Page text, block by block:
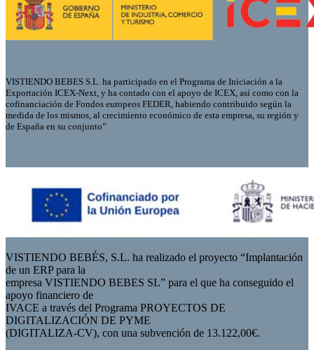
VISTIENDO BEBES S.L. ha participado en el Programa de Iniciación a la
Exportación ICEX-Next, y ha contado con el apoyo de ICEX, así como con la
cofinanciación de Fondos europeos FEDER, habiendo contribuido según la
medida de los mismos, al crecimiento económico de esta empresa, su región y
de España en su conjunto”
VISTIENDO BEBÉS, S.L. ha realizado el proyecto “Implantación
de un ERP para la
empresa VISTIENDO BEBES SL” para el que ha conseguido el
apoyo financiero de
IVACE a través del Programa PROYECTOS DE
DIGITALIZACIÓN DE PYME
(DIGITALIZA-CV), con una subvención de 13.122,00€.